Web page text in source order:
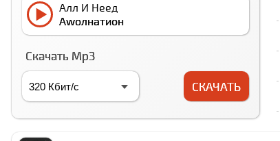
Алл И Неед
Аwолнатион
Скачать Mp3
СКАЧАТЬ